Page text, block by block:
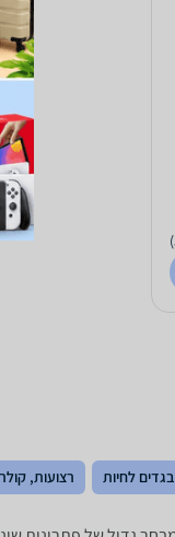
בגדים לחיות רצועות,